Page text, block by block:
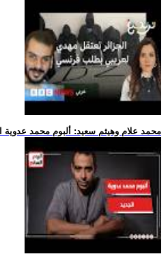
.. محمد علام وهيثم سعيد: ألبوم محمد عدوية